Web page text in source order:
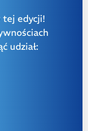
tej edycji!
udział: